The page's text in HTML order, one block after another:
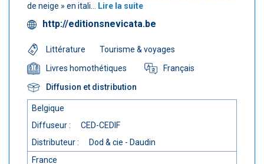
de neige » en itali...
Lire la suite
http://editionsnevicata.be
Littérature
Tourisme & voyages
Livres homothétiques
Français
Diffusion et distribution
Belgique
Diffuseur :
CED-CEDIF
Distributeur :
Dod & cie - Daudin
France